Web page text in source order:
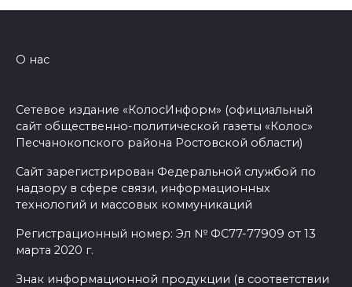
Новороссийске
08 августа 2026 10:40
В Ростовской области
ликвидировали 16
техногенных пожаров и 30
возгораний растительности
О нас
Сетевое издание «КолосИнформ» (официальный
сайт общественно-политической газеты «Колос»
Песчанокопского района Ростовской области)
Сайт зарегистрирован Федеральной службой по
надзору в сфере связи, информационных
технологий и массовых коммуникаций
Регистрационный номер: Эл № ФС77-77909 от 13
марта 2020 г.
Знак информационной продукции (в соответствии